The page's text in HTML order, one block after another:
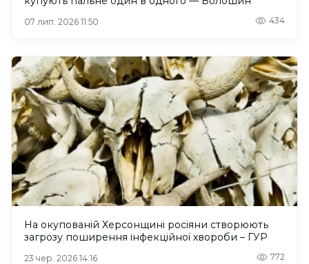
07 лип. 2026 11:50 434
На окупованій Херсонщині росіяни створюють
загрозу поширення інфекційної хвороби – ГУР
23 чер. 2026 14:16 772